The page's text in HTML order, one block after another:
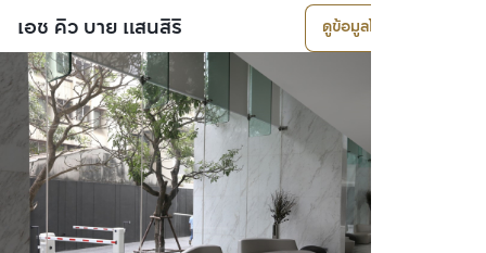
เอช คิว บาย แสนสิริ ดูข้อมูลโครงการ